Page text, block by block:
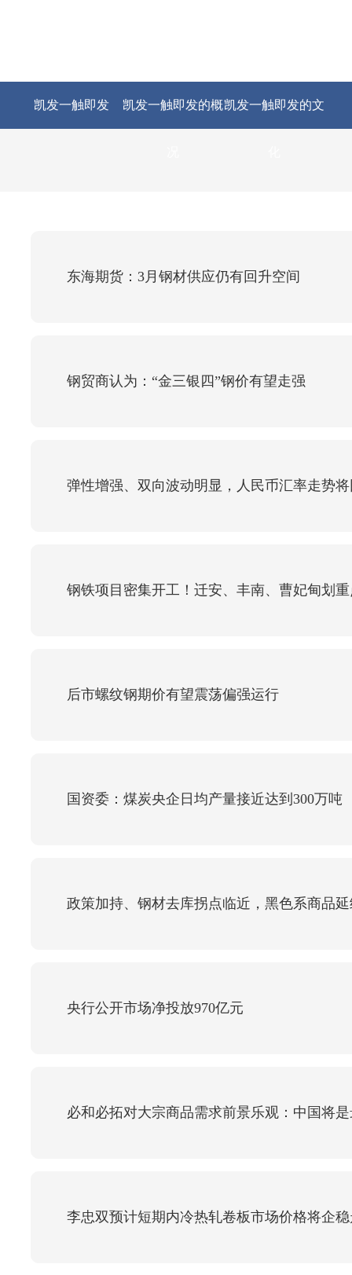
凯发一触即发 凯发一触即发的概凯发一触即发的文
东海期货：3月钢材供应仍有回升空间
钢贸商认为：“金三银四”钢价有望走强
弹性增强、双向波动明显，人民币汇率走势
钢铁项目密集开工！​​迁安、丰南、曹妃甸划
后市螺纹钢期价有望震荡偏强运行
国资委：煤炭央企日均产量接近达到300万吨
政策加持、钢材去库拐点临近，黑色系商品
央行公开市场净投放970亿元
必和必拓对大宗商品需求前景乐观：中国将
李忠双预计短期内冷热轧卷板市场价格将企